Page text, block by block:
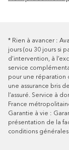
* Rien à avancer :
jours (ou 30 jours si
d’intervention, à
service
pour une réparation
une assurance bris
l’assuré. Service à
France
Garantie à vie :
présentation de la
conditions